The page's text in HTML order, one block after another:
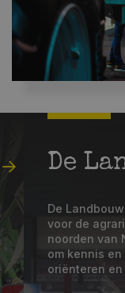
De
De
voor de
noorden van
om kennis
oriënteren